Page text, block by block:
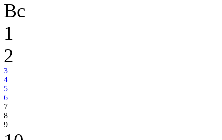
Вс
1
2
3
4
5
6
7
8
9